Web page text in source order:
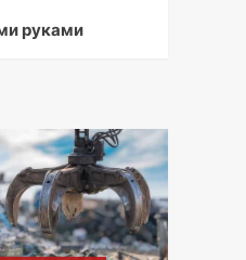
руками